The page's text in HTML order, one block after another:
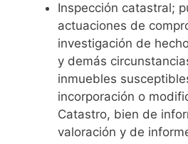
Inspección catastral;
actuaciones de
investigación de
y demás
inmuebles
incorporación o
Catastro, bien de
valoración y de